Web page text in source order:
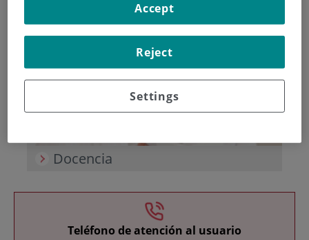
Investigación
Docencia
Teléfono de atención al usuario
Settings
Reject
Accept